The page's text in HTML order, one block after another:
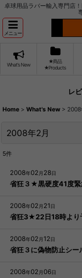
卓球用品ラバー輸入専門店
メニュー
What's New
★商品
★Products
レ
Home > What's New > 2008
2008年2月
5件
2008年02 月 28日
省狂３★黒硬度41度緊
2008年02 月 21日
省狂3★22日18時より
2008年02 月 12日
省狂３に偽物防止シー
2008年02 月 06日